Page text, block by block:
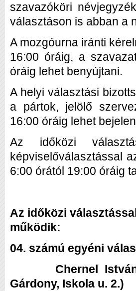
szavazóköri
választáson is abban a
A mozgóurna iránti
16:00 óráig, a
óráig lehet benyújtani.
A helyi választási
a pártok, jelölő
16:00 óráig lehet
Az időközi
képviselőválasztással
6:00 órától 19:00 óráig
Az időközi
működik:
04. számú egyéni
Chernel István
Gárdony, Iskola u. 2.)